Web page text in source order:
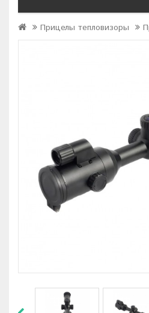
Прицелы тепловизоры